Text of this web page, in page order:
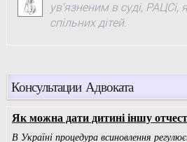
ув'язненим в суді,
спільних дітей.
Консультации Адвоката